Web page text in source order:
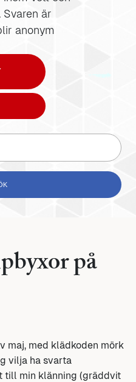
är
anonym
på
maj, med klädkoden mörk
vilja ha svarta
till min klänning (gräddvit